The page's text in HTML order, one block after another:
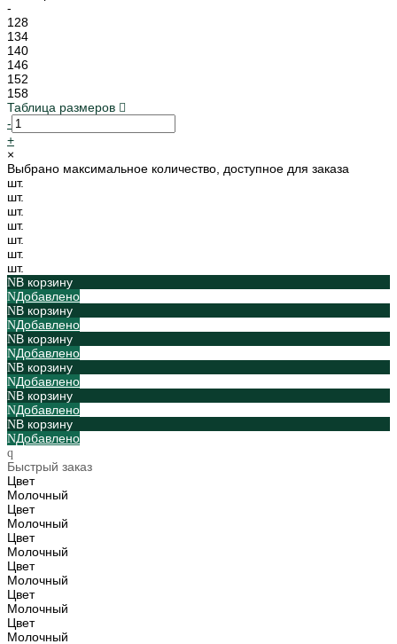
-
128
134
140
146
152
158
Таблица размеров
-
+
×
Выбрано максимальное количество, доступное для заказа
шт.
шт.
шт.
шт.
шт.
шт.
шт.
В корзину
Добавлено
В корзину
Добавлено
В корзину
Добавлено
В корзину
Добавлено
В корзину
Добавлено
В корзину
Добавлено
Быстрый заказ
Цвет
Молочный
Цвет
Молочный
Цвет
Молочный
Цвет
Молочный
Цвет
Молочный
Цвет
Молочный